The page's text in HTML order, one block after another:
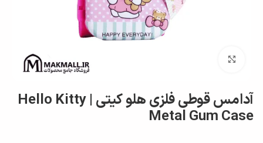
آدامس قوطی فلزی هلو کیتی | Hello Kitty
Metal Gum Case